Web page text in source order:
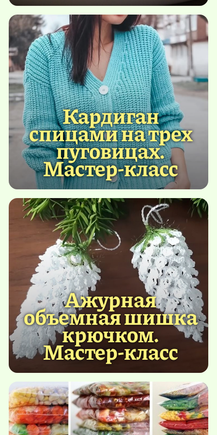
Кардиган
спицами на трех
пуговицах.
Мастер-класс
Ажурная
объемная шишка
крючком.
Мастер-класс